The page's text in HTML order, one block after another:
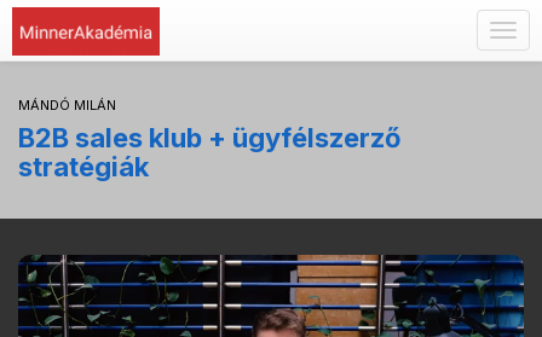
MÁNDÓ MILÁN
B2B sales klub + ügyfélszerző
stratégiák